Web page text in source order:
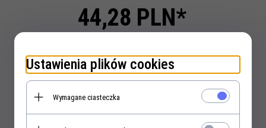
44,28 PLN*
szt.
Ustawienia plików cookies
Wymagane ciasteczka